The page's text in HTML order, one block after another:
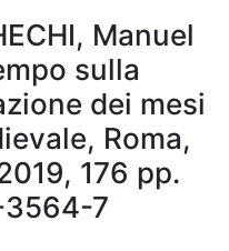
Manuel
sulla
dei mesi
Roma,
176 pp.
7